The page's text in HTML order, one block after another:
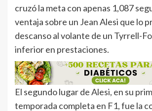
cruzó la meta con apenas 1,087
ventaja sobre un Jean Alesi que lo
descanso al volante de un Tyrrell-
inferior en prestaciones.
El segundo lugar de Alesi, en su
temporada completa en F1, fue la